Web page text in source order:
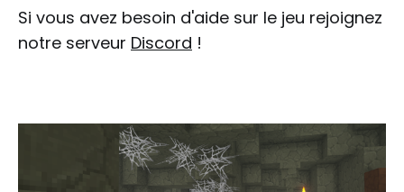
Si vous avez besoin d'aide sur le jeu rejoignez
notre serveur Discord !